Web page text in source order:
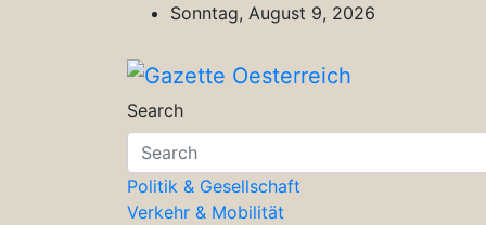
Sonntag, August 9, 2026
Gazette Oesterreich
Magazin für Freizeit, Politik, Kultur
Search
Politik & Gesellschaft
Verkehr & Mobilität